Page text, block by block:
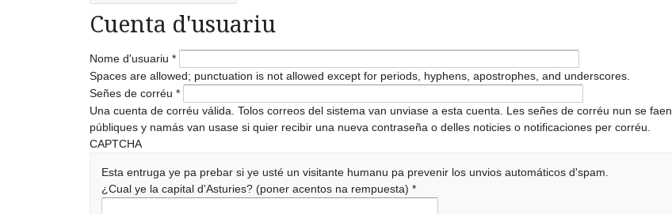
Cuenta d'usuariu
Nome d'usuariu *
Spaces are allowed; punctuation is not allowed except for periods, hyphens, apostrophes, and underscores.
Señes de corréu *
Una cuenta de corréu válida. Tolos correos del sistema van unviase a esta cuenta. Les señes de corréu nun se faen
públiques y namás van usase si quier recibir una nueva contraseña o delles noticies o notificaciones per corréu.
CAPTCHA
Esta entruga ye pa prebar si ye usté un visitante humanu pa prevenir los unvios automáticos d'spam.
¿Cual ye la capital d'Asturies? (poner acentos na rempuesta)*